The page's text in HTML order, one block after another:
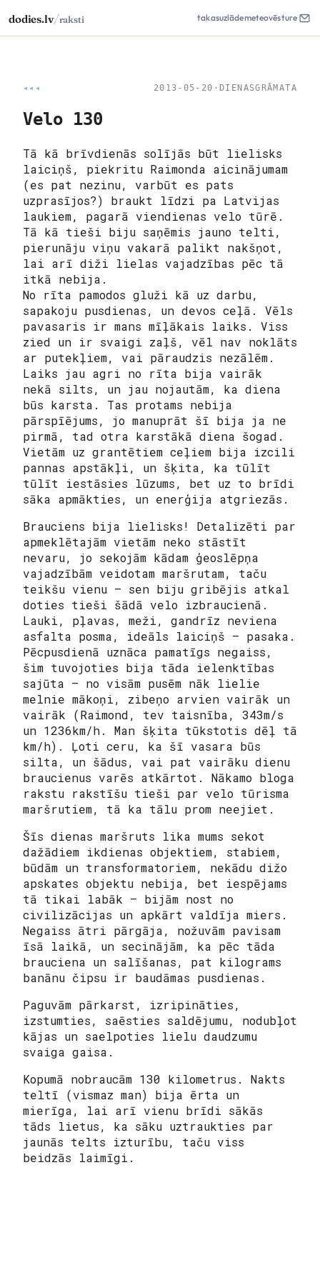
dodies.lv/raksti takasuzlādemeteovēsture
◂◂◂ 2013-05-20 · DIENASGRĀMATA
Velo 130
Tā kā brīvdienās solījās būt lielisks
laiciņš, piekritu Raimonda aicinājumam
(es pat nezinu, varbūt es pats
uzprasījos?) braukt līdzi pa Latvijas
laukiem, pagarā viendienas velo tūrē.
Tā kā tieši biju saņēmis jauno telti,
pierunāju viņu vakarā palikt nakšņot,
lai arī diži lielas vajadzības pēc tā
itkā nebija.
No rīta pamodos gluži kā uz darbu,
sapakoju pusdienas, un devos ceļā. Vēls
pavasaris ir mans mīļākais laiks. Viss
zied un ir svaigi zaļš, vēl nav noklāts
ar putekļiem, vai pāraudzis nezālēm.
Laiks jau agri no rīta bija vairāk
nekā silts, un jau nojautām, ka diena
būs karsta. Tas protams nebija
pārspīējums, jo manuprāt šī bija ja ne
pirmā, tad otra karstākā diena šogad.
Vietām uz grantētiem ceļiem bija izcili
pannas apstākļi, un šķita, ka tūlīt
tūlīt iestāsies lūzums, bet uz to brīdi
sāka apmākties, un enerģija atgriezās.
Brauciens bija lielisks! Detalizēti par
apmeklētajām vietām neko stāstīt
nevaru, jo sekojām kādam ģeoslēpņa
vajadzībām veidotam maršrutam, taču
teikšu vienu – sen biju gribējis atkal
doties tieši šādā velo izbraucienā.
Lauki, pļavas, meži, gandrīz neviena
asfalta posma, ideāls laiciņš – pasaka.
Pēcpusdienā uznāca pamatīgs negaiss,
šim tuvojoties bija tāda ielenktības
sajūta – no visām pusēm nāk lielie
melnie mākoņi, zibeņo arvien vairāk un
vairāk (Raimond, tev taisnība, 343m/s
un 1236km/h. Man šķita tūkstotis dēļ tā
km/h). Ļoti ceru, ka šī vasara būs
silta, un šādus, vai pat vairāku dienu
braucienus varēs atkārtot. Nākamo bloga
rakstu rakstīšu tieši par velo tūrisma
maršrutiem, tā ka tālu prom neejiet.
Šīs dienas maršruts lika mums sekot
dažādiem ikdienas objektiem, stabiem,
būdām un transformatoriem, nekādu dižo
apskates objektu nebija, bet iespējams
tā tikai labāk – bijām nost no
civilizācijas un apkārt valdīja miers.
Negaiss ātri pārgāja, nožuvām pavisam
īsā laikā, un secinājām, ka pēc tāda
brauciena un salīšanas, pat kilograms
banānu čipsu ir baudāmas pusdienas.
Paguvām pārkarst, izripināties,
izstumties, saēsties saldējumu, nodubļot
kājas un saelpoties lielu daudzumu
svaiga gaisa.
Kopumā nobraucām 130 kilometrus. Nakts
teltī (vismaz man) bija ērta un
mierīga, lai arī vienu brīdi sākās
tāds lietus, ka sāku uztraukties par
jaunās telts izturību, taču viss
beidzās laimīgi.